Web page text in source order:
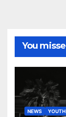
You
NEWS